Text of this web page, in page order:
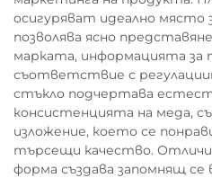
осигуряват идеално
позволява ясно
марката, информацията за
съответствие с
стъкло подчертава
консистенцията на меда,
изложение, което се
търсещи качество.
форма създава запомнящ